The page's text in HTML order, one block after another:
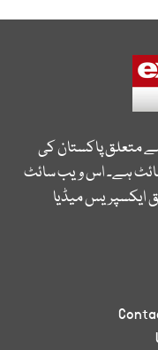
متعلق پاکستان کی
ہے۔ اس ویب سائٹ
ایکسپریس میڈیا